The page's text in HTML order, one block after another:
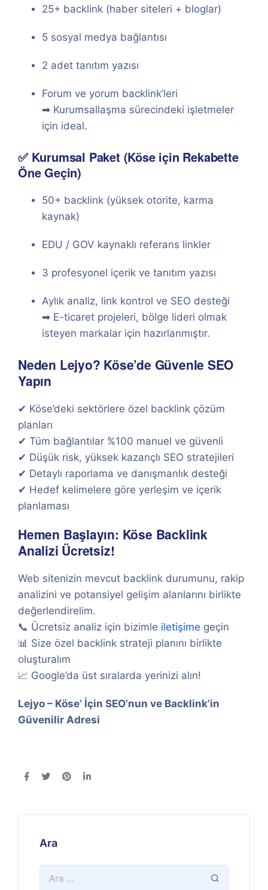
25+ backlink (haber siteleri + bloglar)
5 sosyal medya bağlantısı
2 adet tanıtım yazısı
Forum ve yorum backlink’leri
➡ Kurumsallaşma sürecindeki işletmeler
için ideal.
✅ Kurumsal Paket (Köse için Rekabette
Öne Geçin)
50+ backlink (yüksek otorite, karma
kaynak)
EDU / GOV kaynaklı referans linkler
3 profesyonel içerik ve tanıtım yazısı
Aylık analiz, link kontrol ve SEO desteği
➡ E-ticaret projeleri, bölge lideri olmak
isteyen markalar için hazırlanmıştır.
Neden Lejyo? Köse’de Güvenle SEO
Yapın
✔ Köse’deki sektörlere özel backlink çözüm
planları
✔ Tüm bağlantılar %100 manuel ve güvenli
✔ Düşük risk, yüksek kazançlı SEO stratejileri
✔ Detaylı raporlama ve danışmanlık desteği
✔ Hedef kelimelere göre yerleşim ve içerik
planlaması
Hemen Başlayın: Köse Backlink
Analizi Ücretsiz!
Web sitenizin mevcut backlink durumunu, rakip
analizini ve potansiyel gelişim alanlarını birlikte
değerlendirelim.
📞 Ücretsiz analiz için bizimle iletişime geçin
📊 Size özel backlink strateji planını birlikte
oluşturalım
📈 Google’da üst sıralarda yerinizi alın!
Lejyo – Köse’ İçin SEO’nun ve Backlink’in
Güvenilir Adresi
Ara